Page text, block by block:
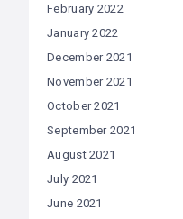
February 2022
January 2022
December 2021
November 2021
October 2021
September 2021
August 2021
July 2021
June 2021